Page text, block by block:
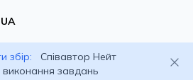
збір:
Співавтор Нейт
завдань